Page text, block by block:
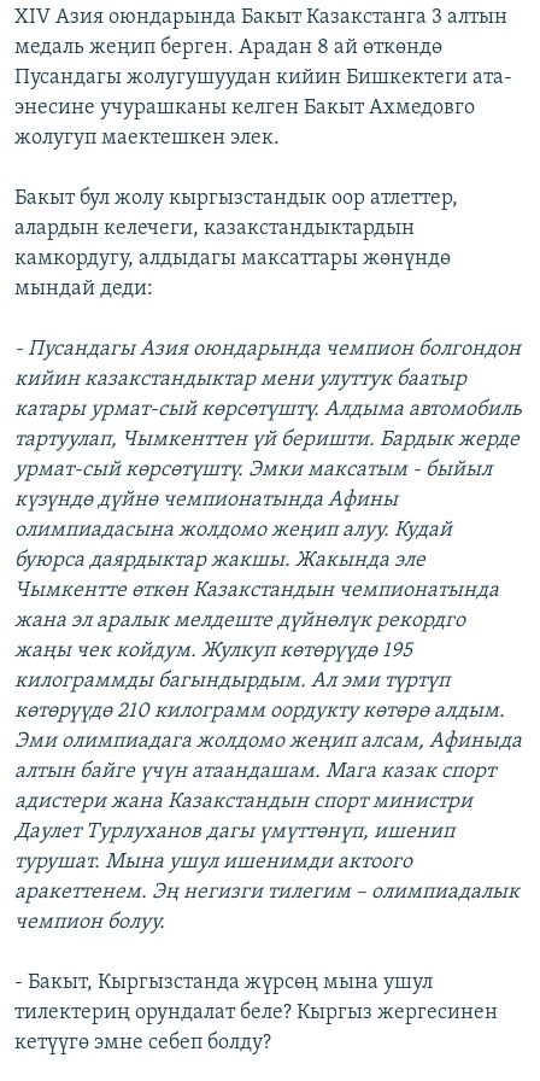
XIV Азия оюндарында Бакыт Казакстанга 3 алтын
медаль жеңип берген. Арадан 8 ай өткөндө
Пусандагы жолугушуудан кийин Бишкектеги ата-
энесине учурашканы келген Бакыт Ахмедовго
жолугуп маектешкен элек.
Бакыт бул жолу кыргызстандык оор атлеттер,
алардын келечеги, казакстандыктардын
камкордугу, алдыдагы максаттары жөнүндө
мындай деди:
- Пусандагы Азия оюндарында чемпион болгондон
кийин казакстандыктар мени улуттук баатыр
катары урмат-сый көрсөтүштү. Алдыма автомобиль
тартуулап, Чымкенттен үй беришти. Бардык жерде
урмат-сый көрсөтүштү. Эмки максатым - быйыл
күзүндө дүйнө чемпионатында Афины
олимпиадасына жолдомо жеңип алуу. Кудай
буюрса даярдыктар жакшы. Жакында эле
Чымкентте өткөн Казакстандын чемпионатында
жана эл аралык мелдеште дүйнөлүк рекордго
жаңы чек койдум. Жулкуп көтөрүүдө 195
килограммды багындырдым. Ал эми түртүп
көтөрүүдө 210 килограмм оордукту көтөрө алдым.
Эми олимпиадага жолдомо жеңип алсам, Афиныда
алтын байге үчүн атаандашам. Мага казак спорт
адистери жана Казакстандын спорт министри
Даулет Турлуханов дагы үмүттөнүп, ишенип
турушат. Мына ушул ишенимди актоого
аракеттенем. Эң негизги тилегим – олимпиадалык
чемпион болуу.
- Бакыт, Кыргызстанда жүрсөң мына ушул
тилектериң орундалат беле? Кыргыз жергесинен
кетүүгө эмне себеп болду?